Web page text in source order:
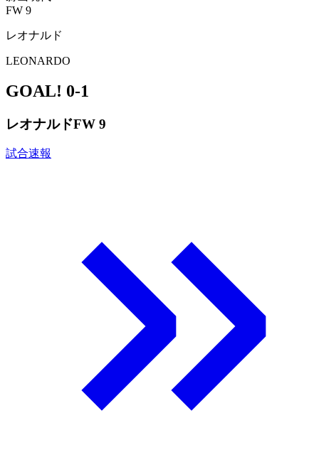
FW 9
レオナルド
LEONARDO
GOAL! 0-1
レオナルドFW 9
試合速報